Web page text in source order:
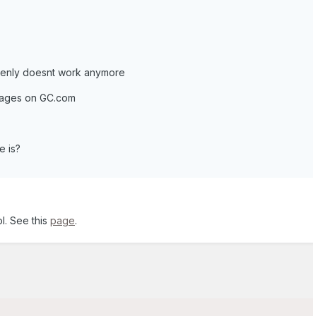
doesnt work anymore
on GC.com
is?
See this page.